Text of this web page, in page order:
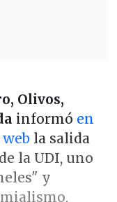
Olivos,
informó en
la salida
la UDI, uno
y